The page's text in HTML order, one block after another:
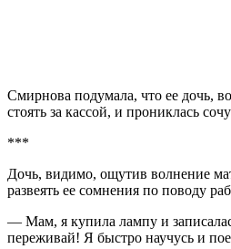
Смирнова подумала, что ее дочь,
стоять за кассой, и прониклась
***
Дочь, видимо, ощутив волнение
развеять ее сомнения по поводу
— Мам, я купила лампу и
переживай! Я быстро научусь и